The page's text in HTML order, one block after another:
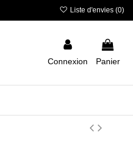
Liste d'envies (0)
Connexion Panier